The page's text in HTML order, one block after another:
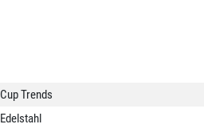
Cup Trends
Edelstahl